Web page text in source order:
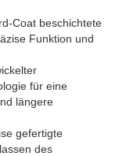
Coat beschichtete
Funktion und
für eine
längere
gefertigte
des